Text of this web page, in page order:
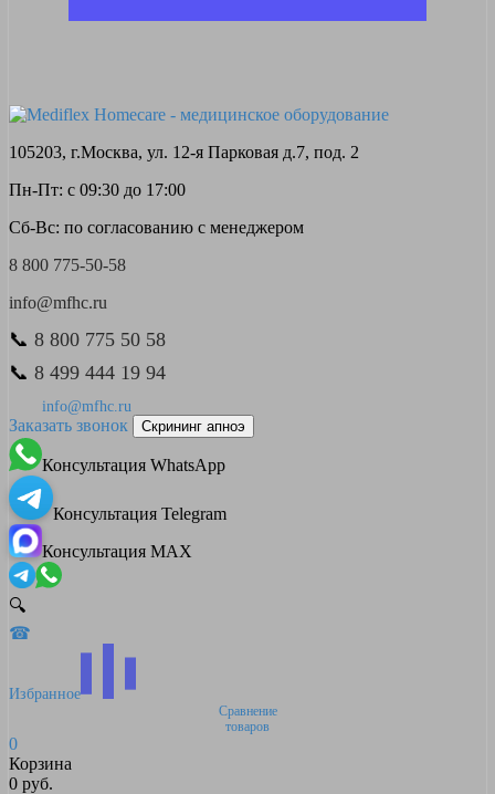
105203, г.Москва, ул. 12-я Парковая д.7, под. 2
Пн-Пт: с 09:30 до 17:00
Сб-Вс: по согласованию с менеджером
8 800 775-50-58
info@mfhc.ru
📞 8 800 775 50 58
📞 8 499 444 19 94
info@mfhc.ru
Заказать звонок Скрининг апноэ
Консультация WhatsApp
Консультация Telegram
Консультация MAX
🔍
☎
Избранное
Сравнение
товаров
0
Корзина
0 руб.